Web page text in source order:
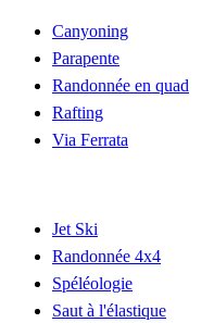
Canyoning
Parapente
Randonnée en quad
Rafting
Via Ferrata
Jet Ski
Randonnée 4x4
Spéléologie
Saut à l'élastique